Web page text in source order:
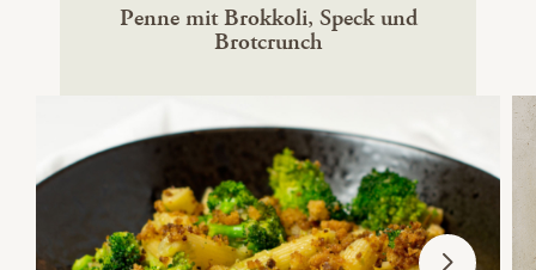
Penne mit Brokkoli, Speck und
Brotcrunch